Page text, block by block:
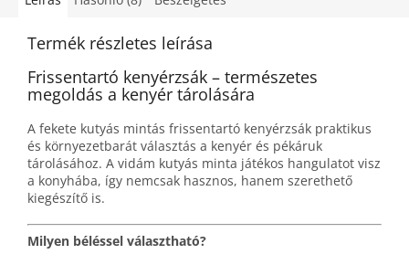
Termék részletes leírása
Frissentartó kenyérzsák – természetes
megoldás a kenyér tárolására
A fekete kutyás mintás frissentartó kenyérzsák praktikus
és környezetbarát választás a kenyér és pékáruk
tárolásához. A vidám kutyás minta játékos hangulatot visz
a konyhába, így nemcsak hasznos, hanem szerethető
kiegészítő is.
Milyen béléssel választható?